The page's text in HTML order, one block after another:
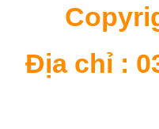
Địa chỉ :